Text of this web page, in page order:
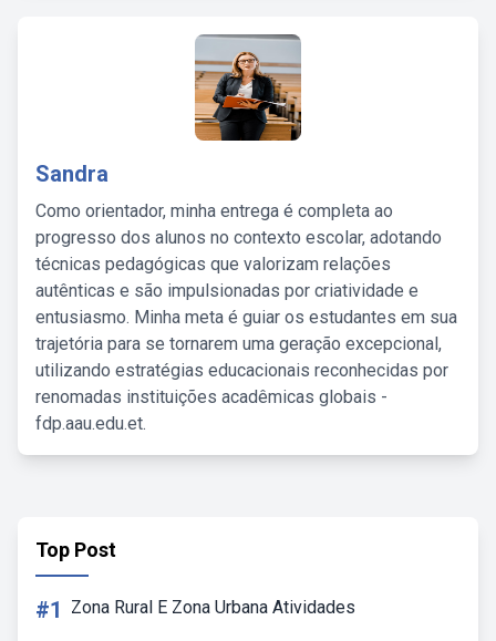
Sandra
Como orientador, minha entrega é completa ao
progresso dos alunos no contexto escolar, adotando
técnicas pedagógicas que valorizam relações
autênticas e são impulsionadas por criatividade e
entusiasmo. Minha meta é guiar os estudantes em sua
trajetória para se tornarem uma geração excepcional,
utilizando estratégias educacionais reconhecidas por
renomadas instituições acadêmicas globais -
fdp.aau.edu.et.
Top Post
#1 Zona Rural E Zona Urbana Atividades